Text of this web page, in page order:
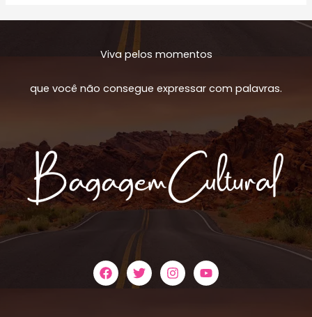
Invenção
Cabret’
Viva pelos momentos
que você não consegue expressar com palavras.